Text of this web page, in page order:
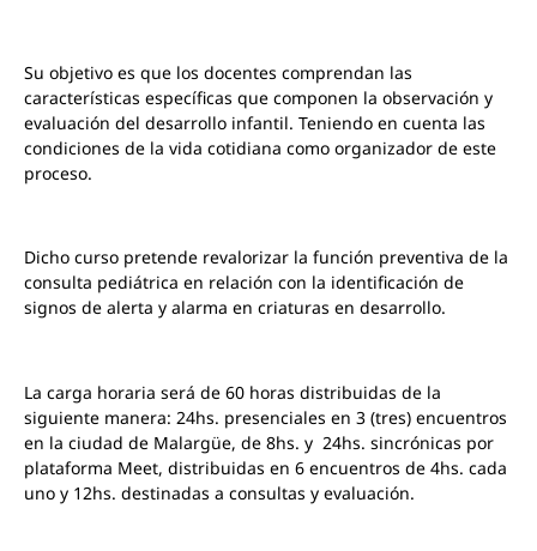
Su objetivo es que los docentes comprendan las
características específicas que componen la observación y
evaluación del desarrollo infantil. Teniendo en cuenta las
condiciones de la vida cotidiana como organizador de este
proceso.
Dicho curso pretende revalorizar la función preventiva de la
consulta pediátrica en relación con la identificación de
signos de alerta y alarma en criaturas en desarrollo.
La carga horaria será de 60 horas distribuidas de la
siguiente manera: 24hs. presenciales en 3 (tres) encuentros
en la ciudad de Malargüe, de 8hs. y 24hs. sincrónicas por
plataforma Meet, distribuidas en 6 encuentros de 4hs. cada
uno y 12hs. destinadas a consultas y evaluación.